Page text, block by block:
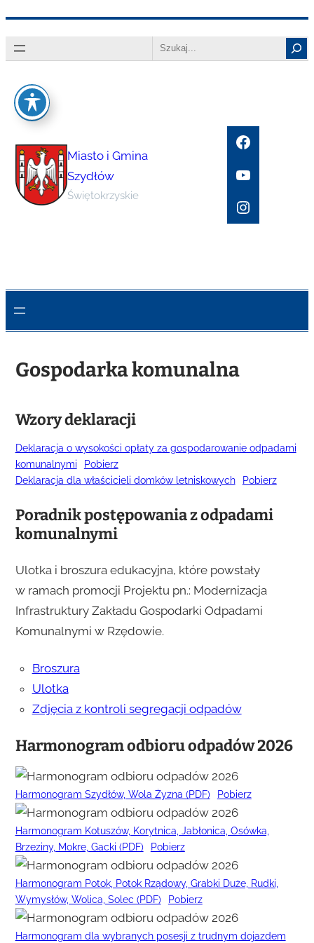
do
Search
Miasto i Gmina
Szydłów
Świętokrzyskie
Facebook
YouTube
Instagram
Gospodarka komunalna
Wzory deklaracji
Deklaracja o wysokości opłaty za gospodarowanie odpadami
komunalnymi
Pobierz
Deklaracja dla właścicieli domków letniskowych
Pobierz
Poradnik postępowania z odpadami
komunalnymi
Ulotka i broszura edukacyjna, które powstały
w ramach promocji Projektu pn.: Modernizacja
Infrastruktury Zakładu Gospodarki Odpadami
Komunalnymi w Rzędowie.
Broszura
Ulotka
Zdjęcia z kontroli segregacji odpadów
Harmonogram odbioru odpadów 2026
Harmonogram Szydłów, Wola Żyzna (PDF) Pobierz
Harmonogram Kotuszów, Korytnica, Jabłonica, Osówka,
Brzeziny, Mokre, Gacki (PDF)
Pobierz
Harmonogram Potok, Potok Rządowy, Grabki Duże, Rudki,
Wymysłów, Wolica, Solec (PDF)
Pobierz
Harmonogram dla wybranych posesji z trudnym dojazdem